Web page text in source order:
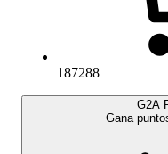
187288
G2A
Gana